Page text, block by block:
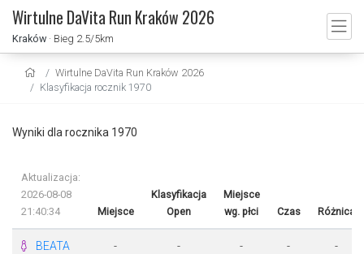
Wirtulne DaVita Run Kraków 2026
Kraków · Bieg 2.5/5km
Wirtulne DaVita Run Kraków 2026
Klasyfikacja rocznik 1970
Wyniki dla rocznika 1970
Aktualizacja:
2026-08-08
21:40:34
Miejsce
Klasyfikacja
Open
Miejsce
wg. płci
Czas Różnica
BEATA
- - - - -